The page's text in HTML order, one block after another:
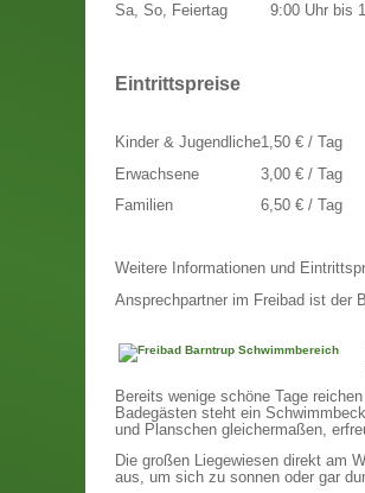
Sa, So, Feiertag 9:00 Uhr bis
Eintrittspreise
Kinder & Jugendliche
Erwachsene
Familien
1,50 € / Tag
3,00 € / Tag
6,50 € / Tag
Weitere Informationen und
Ansprechpartner im Freibad ist der
Bereits wenige schöne Tage
Badegästen steht ein
und Planschen gleichermaßen,
Die großen Liegewiesen direkt am
aus, um sich zu sonnen oder gar